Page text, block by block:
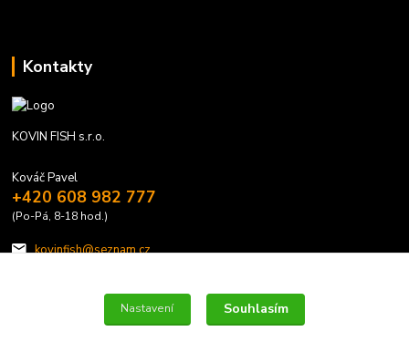
Kontakty
KOVIN FISH s.r.o.
Kováč Pavel
+420 608 982 777
(Po-Pá, 8-18 hod.)
kovinfish@seznam.cz
Nastavení Souhlasím